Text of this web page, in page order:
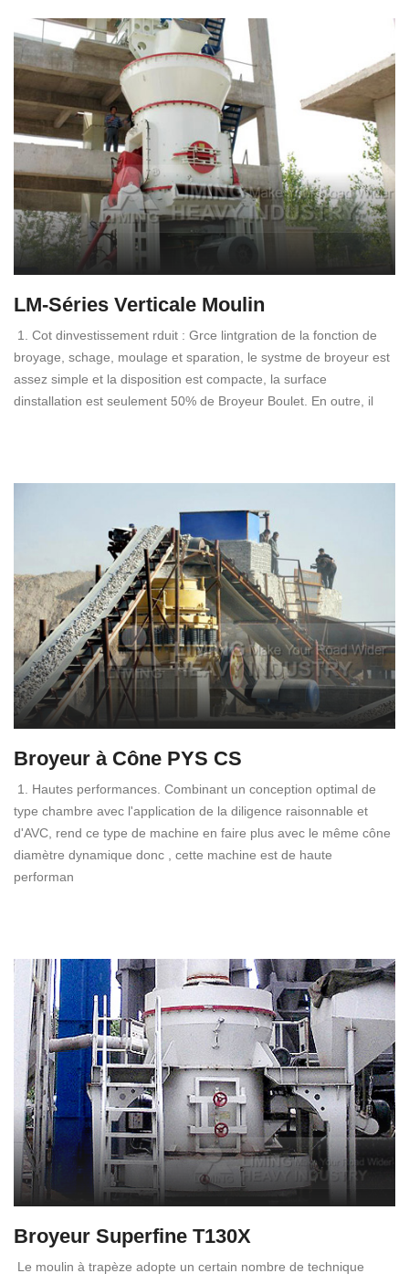
LM-Séries Verticale Moulin
1. Cot dinvestissement rduit : Grce lintgration de la fonction de
broyage, schage, moulage et sparation, le systme de broyeur est
assez simple et la disposition est compacte, la surface
dinstallation est seulement 50% de Broyeur Boulet. En outre, il
Broyeur à Cône PYS CS
1. Hautes performances. Combinant un conception optimal de
type chambre avec l'application de la diligence raisonnable et
d'AVC, rend ce type de machine en faire plus avec le même cône
diamètre dynamique donc , cette machine est de haute
performan
Broyeur Superfine T130X
Le moulin à trapèze adopte un certain nombre de technique